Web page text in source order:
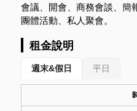
會議、開會、商務會談、簡
團體活動、私人聚會。
租金說明
週末&假日 平日